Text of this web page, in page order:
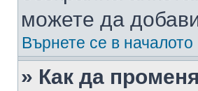
можете да
Върнете се в началото
» Как да